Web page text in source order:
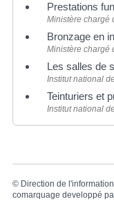
Prestations
Ministère chargé
Bronzage en
Ministère chargé
Les salles de
Institut national
Teinturiers et
Institut national
© Direction de
comarquage developpé